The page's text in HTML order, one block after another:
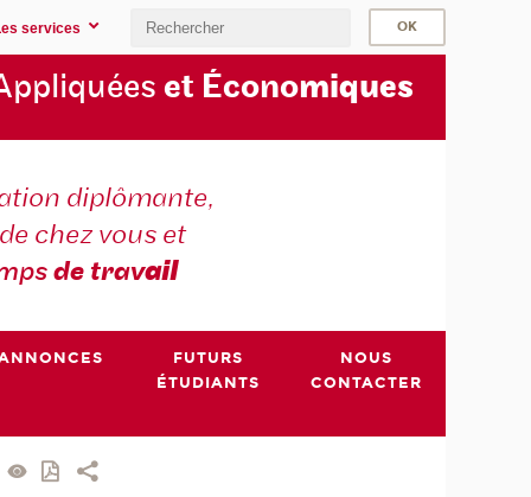
services
et Économiques
diplômante,
chez vous et
de travail
FUTURS
ÉTUDIANTS
NOUS
CONTACTER